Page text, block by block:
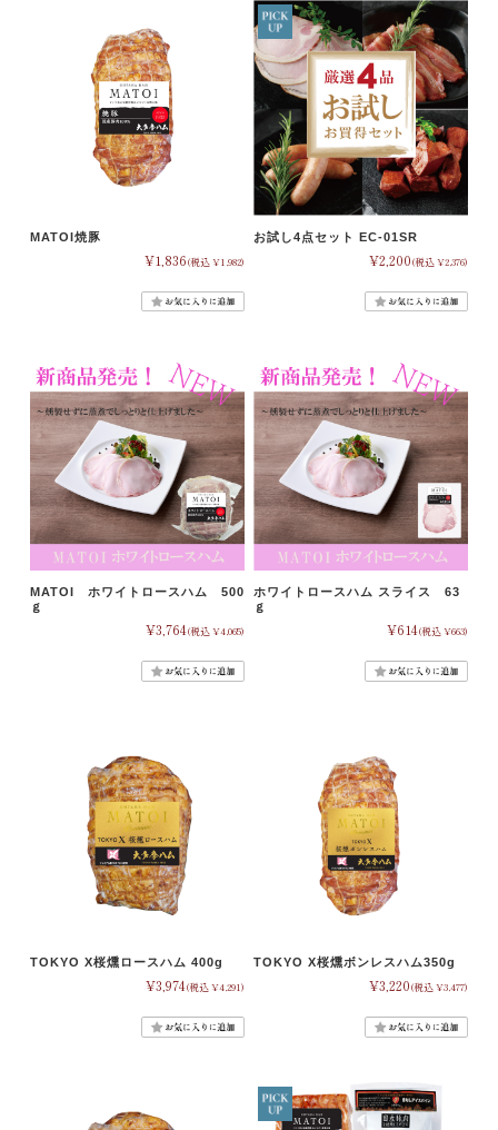
MATOI焼豚
¥1,836(税込 ¥1,982)
お試し4点セット EC-01SR
¥2,200(税込 ¥2,376)
MATOI ホワイトロースハム 500
ｇ
¥3,764(税込 ¥4,065)
ホワイトロースハム スライス 63
ｇ
¥614(税込 ¥663)
TOKYO X桜燻ロースハム 400g
¥3,974(税込 ¥4,291)
TOKYO X桜燻ボンレスハム350g
¥3,220(税込 ¥3,477)